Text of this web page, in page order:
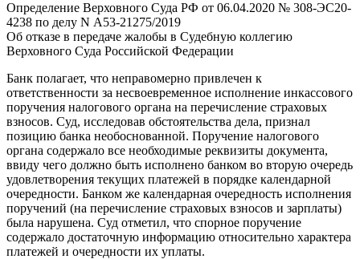
Определение Верховного Суда РФ от 06.04.2020 № 308-ЭС20-
4238 по делу N А53-21275/2019
Об отказе в передаче жалобы в Судебную коллегию
Верховного Суда Российской Федерации
Банк полагает, что неправомерно привлечен к
ответственности за несвоевременное исполнение инкассового
поручения налогового органа на перечисление страховых
взносов. Суд, исследовав обстоятельства дела, признал
позицию банка необоснованной. Поручение налогового
органа содержало все необходимые реквизиты документа,
ввиду чего должно быть исполнено банком во вторую очередь
удовлетворения текущих платежей в порядке календарной
очередности. Банком же календарная очередность исполнения
поручений (на перечисление страховых взносов и зарплаты)
была нарушена. Суд отметил, что спорное поручение
содержало достаточную информацию относительно характера
платежей и очередности их уплаты.